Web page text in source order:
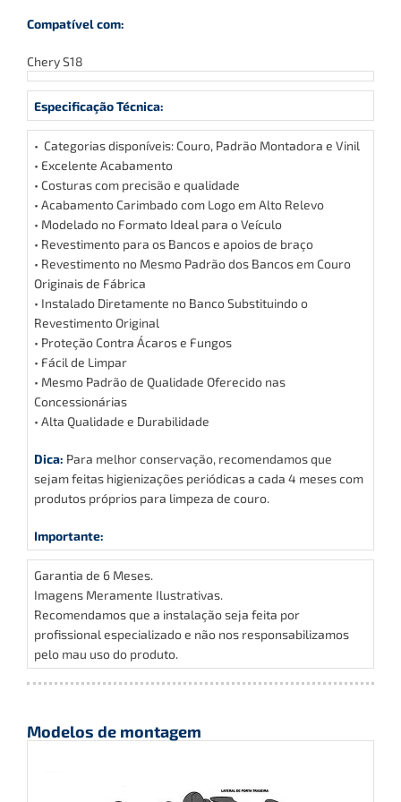
Compatível com:
Chery S18
Especificação Técnica:
• Categorias disponíveis: Couro, Padrão Montadora e Vinil
• Excelente Acabamento
• Costuras com precisão e qualidade
• Acabamento Carimbado com Logo em Alto Relevo
• Modelado no Formato Ideal para o Veículo
• Revestimento para os Bancos e apoios de braço
• Revestimento no Mesmo Padrão dos Bancos em Couro
Originais de Fábrica
• Instalado Diretamente no Banco Substituindo o
Revestimento Original
• Proteção Contra Ácaros e Fungos
• Fácil de Limpar
• Mesmo Padrão de Qualidade Oferecido nas
Concessionárias
• Alta Qualidade e Durabilidade
Dica: Para melhor conservação, recomendamos que
sejam feitas higienizações periódicas a cada 4 meses com
produtos próprios para limpeza de couro.
Importante:
Garantia de 6 Meses.
Imagens Meramente Ilustrativas.
Recomendamos que a instalação seja feita por
profissional especializado e não nos responsabilizamos
pelo mau uso do produto.
Modelos de montagem